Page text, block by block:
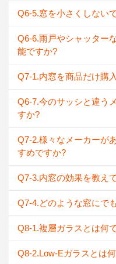
Q6-5.窓を小さくしない
Q6-6.雨戸やシャッター
能ですか?
Q7-1.内窓を商品だけ購
Q6-7.今のサッシと違う
すか?
Q7-2.様々なメーカーが
すめですか?
Q7-3.内窓の効果を教え
Q7-4.どのような窓にで
Q8-1.複層ガラスとは何
Q8-2.Low-Eガラスとは